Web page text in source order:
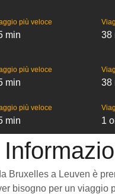
più veloce
min 38
più veloce
min 38
più veloce
min 1
Bruxelles a Leuven è
bisogno per un